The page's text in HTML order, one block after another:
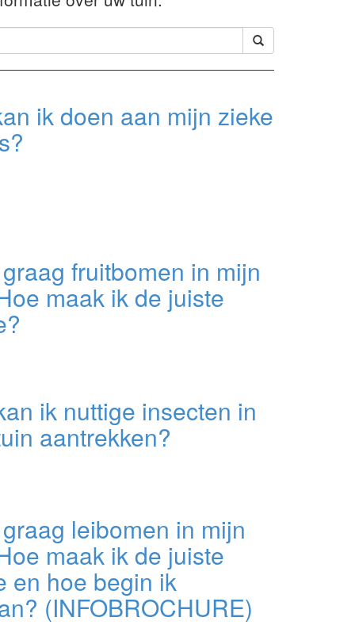
ik doen aan mijn zieke
fruitbomen in mijn
maak ik de juiste
ik nuttige insecten in
aantrekken?
leibomen in mijn
maak ik de juiste
en hoe begin ik
(INFOBROCHURE)